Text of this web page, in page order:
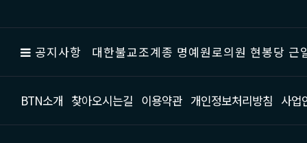
공지사항 대한불교조계종 명예원로의원 현봉당
BTN소개 찾아오시는길 이용약관 개인정보처리방침 사업